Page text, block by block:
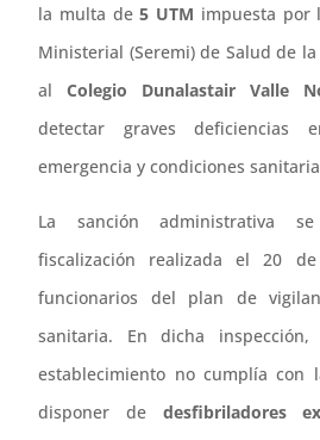
la multa de5 UTM impuesta por
Ministerial (Seremi) de Salud de
alColegio Dunalastair Valle
detectar graves deficiencias
emergencia y condiciones
La sanción administrativa
fiscalización realizada el 20
funcionarios del plan de
sanitaria. En dicha
establecimiento no cumplía con
disponer de desfibriladores